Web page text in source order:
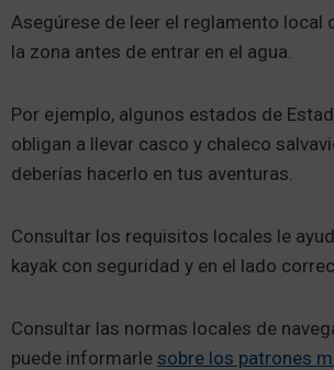
Asegúrese de leer el reglamento local
la zona antes de entrar en el agua.
Por ejemplo, algunos estados de
obligan a llevar casco y chaleco
deberías hacerlo en tus aventuras.
Consultar los requisitos locales le
kayak con seguridad y en el lado
Consultar las normas locales de
puede informarle sobre los patrones